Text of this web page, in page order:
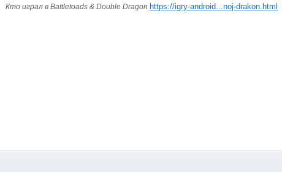
Кто играл в Battletoads & Double Dragon https://igry-android...noj-drakon.html